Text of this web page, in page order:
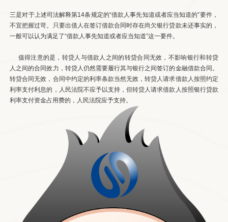
三是对于上述司法解释第14条规定的“借款人事先知道或者应当知道的”要件，
不宜把握过苛。只要出借人在签订借款合同时存在尚欠银行贷款未还事实的，
一般可以认为满足了“借款人事先知道或者应当知道”这一要件。
值得注意的是，转贷人与借款人之间的转贷合同无效，不影响银行和转贷
人之间的合同效力，转贷人仍然需要履行其与银行之间签订的金融借款合同。
转贷合同无效，合同中约定的利率条款当然无效，转贷人请求借款人按照约定
利率支付利息的，人民法院不应予以支持，但转贷人请求借款人按照银行贷款
利率支付资金占用费的，人民法院应予支持。